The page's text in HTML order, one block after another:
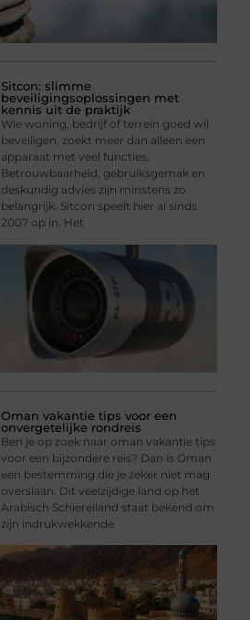
Sitcon: slimme
beveiligingsoplossingen met
kennis uit de praktijk
Wie woning, bedrijf of terrein goed wil
beveiligen, zoekt meer dan alleen een
apparaat met veel functies.
Betrouwbaarheid, gebruiksgemak en
deskundig advies zijn minstens zo
belangrijk. Sitcon speelt hier al sinds
2007 op in. Het
Oman vakantie tips voor een
onvergetelijke rondreis
Ben je op zoek naar oman vakantie tips
voor een bijzondere reis? Dan is Oman
een bestemming die je zeker niet mag
overslaan. Dit veelzijdige land op het
Arabisch Schiereiland staat bekend om
zijn indrukwekkende